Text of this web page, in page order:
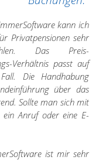
kann ich
Privatpensionen sehr
Das Preis-
Verhältnis passt auf
Die Handhabung
über das
Sollte man sich mit
Anruf oder eine E-
ist mir sehr